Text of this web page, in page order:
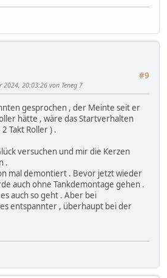
#9
2024, 20:03:26 von Teneg 7
gesprochen , der Meinte seit er
hätte , wäre das Startverhalten
Takt Roller ) .
versuchen und mir die Kerzen
.
mal demontiert . Bevor jetzt wieder
auch ohne Tankdemontage gehen .
auch so geht . Aber bei
entspannter , überhaupt bei der